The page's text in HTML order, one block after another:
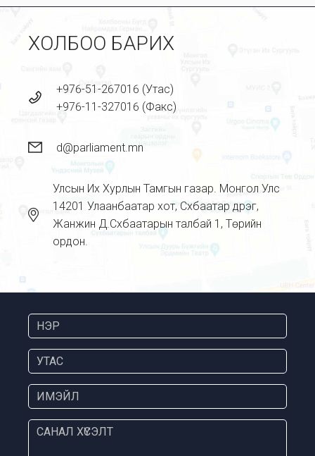
ХОЛБОО БАРИХ
+976-51-267016 (Утас)
+976-11-327016 (Факс)
d@parliament.mn
Улсын Их Хурлын Тамгын газар. Монгол Улс
14201 Улаанбаатар хот, Сүхбаатар дүүрэг,
Жанжин Д.Сүхбаатарын талбай 1, Төрийн
ордон.